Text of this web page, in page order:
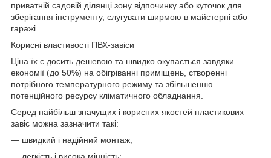
приватній садовій ділянці зону відпочинку або куточок для
зберігання інструменту, слугувати ширмою в майстерні або
гаражі.
Корисні властивості ПВХ-завіси
Ціна їх є досить дешевою та швидко окупається завдяки
економії (до 50%) на обігріванні приміщень, створенні
потрібного температурного режиму та збільшенню
потенційного ресурсу кліматичного обладнання.
Серед найбільш значущих і корисних якостей пластикових
завіс можна зазначити такі:
— швидкий і надійний монтаж;